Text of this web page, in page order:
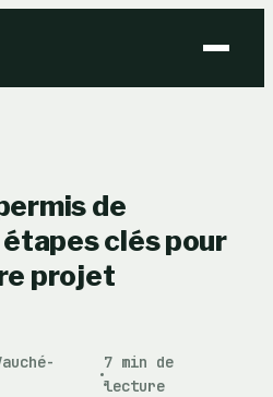
de
clés pour
projet
·
7 min de
lecture